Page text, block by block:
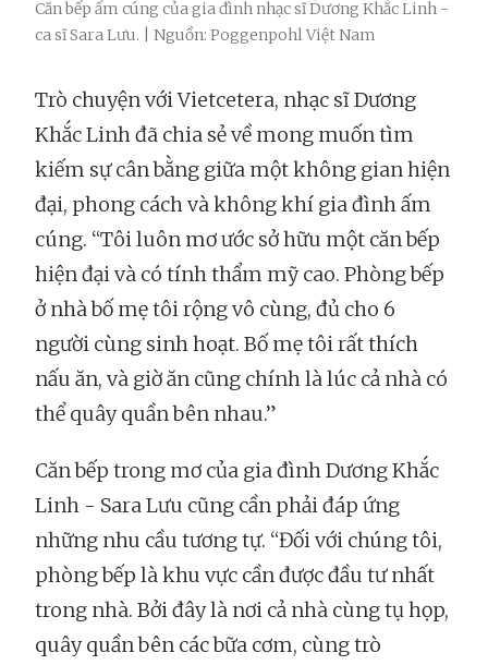
Căn bếp ấm cúng của gia đình nhạc sĩ Dương Khắc Linh -
ca sĩ Sara Lưu. | Nguồn: Poggenpohl Việt Nam
Trò chuyện với Vietcetera, nhạc sĩ Dương
Khắc Linh đã chia sẻ về mong muốn tìm
kiếm sự cân bằng giữa một không gian hiện
đại, phong cách và không khí gia đình ấm
cúng. “Tôi luôn mơ ước sở hữu một căn bếp
hiện đại và có tính thẩm mỹ cao. Phòng bếp
ở nhà bố mẹ tôi rộng vô cùng, đủ cho 6
người cùng sinh hoạt. Bố mẹ tôi rất thích
nấu ăn, và giờ ăn cũng chính là lúc cả nhà có
thể quây quần bên nhau.”
Căn bếp trong mơ của gia đình Dương Khắc
Linh - Sara Lưu cũng cần phải đáp ứng
những nhu cầu tương tự. “Đối với chúng tôi,
phòng bếp là khu vực cần được đầu tư nhất
trong nhà. Bởi đây là nơi cả nhà cùng tụ họp,
quây quần bên các bữa cơm, cùng trò